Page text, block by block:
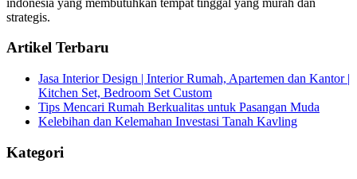
strategis.
Artikel Terbaru
Jasa Interior Design | Interior Rumah, Apartemen dan Kantor |
Kitchen Set, Bedroom Set Custom
Tips Mencari Rumah Berkualitas untuk Pasangan Muda
Kelebihan dan Kelemahan Investasi Tanah Kavling
Kategori